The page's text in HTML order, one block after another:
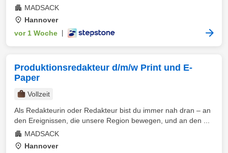
MADSACK
Hannover
vor 1 Woche
Produktionsredakteur d/m/w Print und E-
Paper
Vollzeit
Als Redakteurin oder Redakteur bist du immer nah dran – an
den Ereignissen, die unsere Region bewegen, und an den ...
MADSACK
Hannover